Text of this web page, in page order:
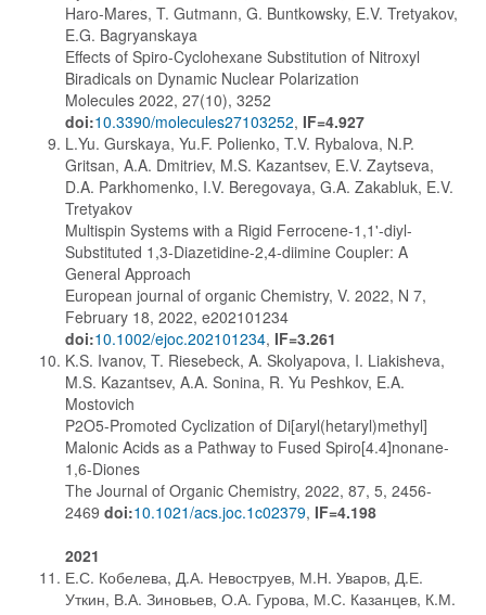
Haro-Mares, T. Gutmann, G. Buntkowsky, E.V. Tretyakov,
E.G. Bagryanskaya
Effects of Spiro-Cyclohexane Substitution of Nitroxyl
Biradicals on Dynamic Nuclear Polarization
Molecules 2022, 27(10), 3252
doi:10.3390/molecules27103252, IF=4.927
L.Yu. Gurskaya, Yu.F. Polienko, T.V. Rybalova, N.P.
Gritsan, A.A. Dmitriev, M.S. Kazantsev, E.V. Zaytseva,
D.A. Parkhomenko, I.V. Beregovaya, G.A. Zakabluk, E.V.
Tretyakov
Multispin Systems with a Rigid Ferrocene-1,1'-diyl-
Substituted 1,3-Diazetidine-2,4-diimine Coupler: A
General Approach
European journal of organic Chemistry, V. 2022, N 7,
February 18, 2022, e202101234
doi:10.1002/ejoc.202101234, IF=3.261
K.S. Ivanov, T. Riesebeck, A. Skolyapova, I. Liakisheva,
M.S. Kazantsev, A.A. Sonina, R. Yu Peshkov, E.A.
Mostovich
P2O5-Promoted Cyclization of Di[aryl(hetaryl)methyl]
Malonic Acids as a Pathway to Fused Spiro[4.4]nonane-
1,6-Diones
The Journal of Organic Chemistry, 2022, 87, 5, 2456-
2469 doi:10.1021/acs.joc.1c02379, IF=4.198
2021
Е.С. Кобелева, Д.А. Невоструев, М.Н. Уваров, Д.Е.
Уткин, В.А. Зиновьев, О.А. Гурова, М.С. Казанцев, К.М.